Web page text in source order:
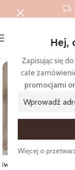
Hej,
Zapisując się
całe
promocjami
Więcej o